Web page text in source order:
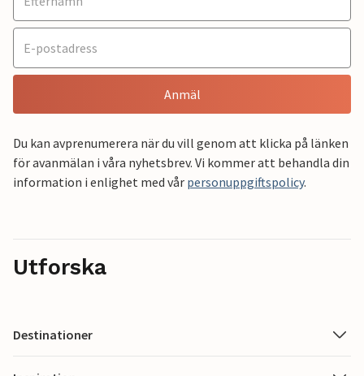
Anmäl
Du kan avprenumerera när du vill genom att klicka på länken
för avanmälan i våra nyhetsbrev. Vi kommer att behandla din
information i enlighet med vår personuppgiftspolicy.
Utforska
Destinationer